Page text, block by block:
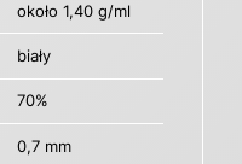
około 1,40 g/ml
biały
70%
0,7 mm